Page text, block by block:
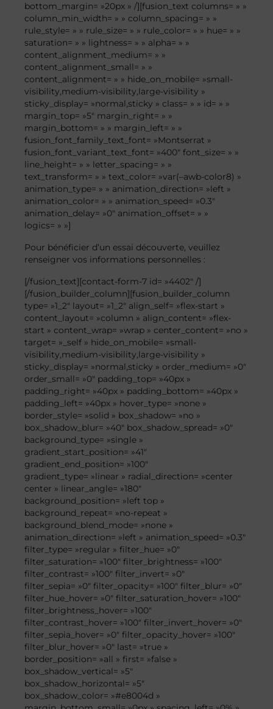
bottom_margin= »20px » /][fusion_text columns= » »
column_min_width= » » column_spacing= » »
rule_style= » » rule_size= » » rule_color= » » hue= » »
saturation= » » lightness= » » alpha= » »
content_alignment_medium= » »
content_alignment_small= » »
content_alignment= » » hide_on_mobile= »small-
visibility,medium-visibility,large-visibility »
sticky_display= »normal,sticky » class= » » id= » »
margin_top= »5″ margin_right= » »
margin_bottom= » » margin_left= » »
fusion_font_family_text_font= »Montserrat »
fusion_font_variant_text_font= »400″ font_size= » »
line_height= » » letter_spacing= » »
text_transform= » » text_color= »var(–awb-color8) »
animation_type= » » animation_direction= »left »
animation_color= » » animation_speed= »0.3″
animation_delay= »0″ animation_offset= » »
logics= » »]
Pour bénéficier d’un essai découverte, veuillez
renseigner vos informations personnelles :
[/fusion_text][contact-form-7 id= »4402″ /]
[/fusion_builder_column][fusion_builder_column
type= »1_2″ layout= »1_2″ align_self= »flex-start »
content_layout= »column » align_content= »flex-
start » content_wrap= »wrap » center_content= »no »
target= »_self » hide_on_mobile= »small-
visibility,medium-visibility,large-visibility »
sticky_display= »normal,sticky » order_medium= »0″
order_small= »0″ padding_top= »40px »
padding_right= »40px » padding_bottom= »40px »
padding_left= »40px » hover_type= »none »
border_style= »solid » box_shadow= »no »
box_shadow_blur= »40″ box_shadow_spread= »0″
background_type= »single »
gradient_start_position= »41″
gradient_end_position= »100″
gradient_type= »linear » radial_direction= »center
center » linear_angle= »180″
background_position= »left top »
background_repeat= »no-repeat »
background_blend_mode= »none »
animation_direction= »left » animation_speed= »0.3″
filter_type= »regular » filter_hue= »0″
filter_saturation= »100″ filter_brightness= »100″
filter_contrast= »100″ filter_invert= »0″
filter_sepia= »0″ filter_opacity= »100″ filter_blur= »0″
filter_hue_hover= »0″ filter_saturation_hover= »100″
filter_brightness_hover= »100″
filter_contrast_hover= »100″ filter_invert_hover= »0″
filter_sepia_hover= »0″ filter_opacity_hover= »100″
filter_blur_hover= »0″ last= »true »
border_position= »all » first= »false »
box_shadow_vertical= »5″
box_shadow_horizontal= »5″
box_shadow_color= »#e8004d »